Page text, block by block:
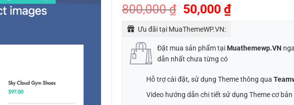
5.00trên
5 dựa
2
giá
800,000₫ Giá
là:
800,000 ₫.
50,000 ₫Giá
hiện
là:
50,000 ₫.
Ưu đãi tại MuaThemeWP.VN:
Đặt mua sản phẩm tại Muathemewp.VN
dẫn nhất chưa từng có
Hỗ trợ cài đặt, sử dụng Theme thông qua
Video hướng dẫn chi tiết sử dụng Theme cơ